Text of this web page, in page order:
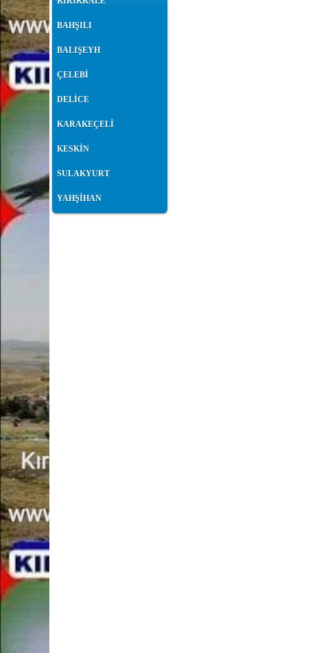
BAHŞILI
BALIŞEYH
ÇELEBİ
DELİCE
KARAKEÇELİ
KESKİN
SULAKYURT
YAHŞİHAN